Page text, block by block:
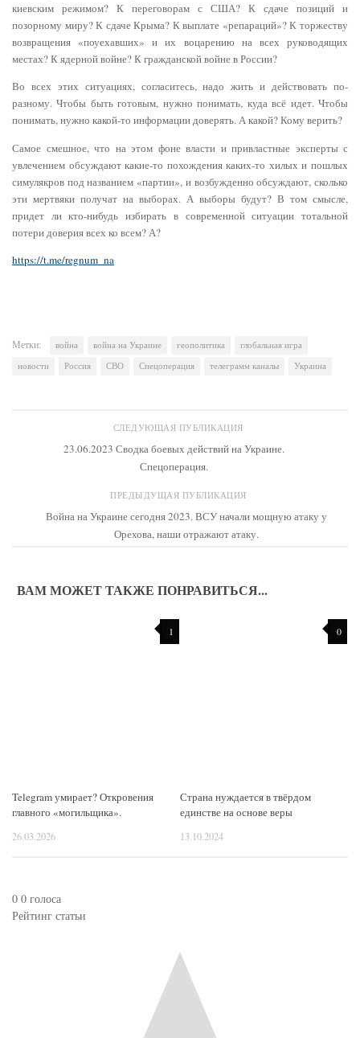
киевским режимом? К переговорам с США? К сдаче позиций и
позорному миру? К сдаче Крыма? К выплате «репараций»? К торжеству
возвращения «поуехавших» и их воцарению на всех руководящих
местах? К ядерной войне? К гражданской войне в России?
Во всех этих ситуациях, согласитесь, надо жить и действовать по-
разному. Чтобы быть готовым, нужно понимать, куда всё идет. Чтобы
понимать, нужно какой-то информации доверять. А какой? Кому верить?
Самое смешное, что на этом фоне власти и привластные эксперты с
увлечением обсуждают какие-то похождения каких-то хилых и пошлых
симулякров под названием «партии», и возбужденно обсуждают, сколько
эти мертвяки получат на выборах. А выборы будут? В том смысле,
придет ли кто-нибудь избирать в современной ситуации тотальной
потери доверия всех ко всем? А?
https://t.me/regnum_na
Метки: война война на Украине геополитика
глобальная игра
новости
Россия СВО Спецоперация телеграмм каналы Украина
СЛЕДУЮЩАЯ ПУБЛИКАЦИЯ
23.06.2023 Сводка боевых действий на Украине.
Спецоперация.
ПРЕДЫДУЩАЯ ПУБЛИКАЦИЯ
Война на Украине сегодня 2023. ВСУ начали мощную атаку у
Орехова, наши отражают атаку.
ВАМ МОЖЕТ ТАКЖЕ ПОНРАВИТЬСЯ...
1
Telegram умирает? Откровения
главного «могильщика».
26.03.2026
0
Страна нуждается в твёрдом
единстве на основе веры
13.10.2024
0 0 голоса
Рейтинг статьи